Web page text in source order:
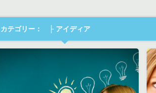
カテゴリー： ├ アイディア